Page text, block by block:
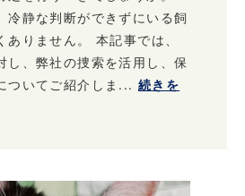
冷静な判断ができずにいる飼
ありません。 本記事では、
し、弊社の捜索を活用し、保
ついてご紹介しま... 続きを